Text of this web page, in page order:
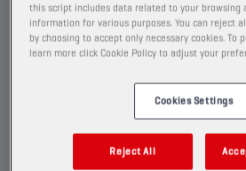
OLI IDRAULICI
this script includes data related to your browsing
information for various purposes. You can reject
by choosing to accept only necessary cookies. To
learn more click Cookie Policy to adjust your
Cookies Settings
Reject All